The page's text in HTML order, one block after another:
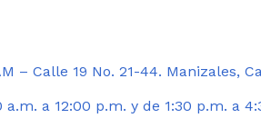
– Calle 19 No. 21-44. Manizales,
a 12:00 p.m. y de 1:30 p.m. a